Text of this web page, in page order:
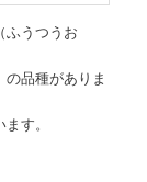
ふうつうお
品種がありま
す。